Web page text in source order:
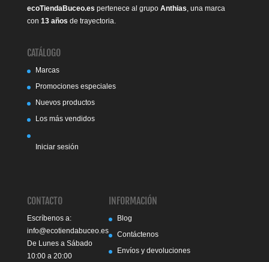
ecoTiendaBuceo.es pertenece al grupo Anthias , una marca
con 13 años de trayectoria.
CATÁLOGO
Marcas
Promociones especiales
Nuevos productos
Los más vendidos
Iniciar sesión
CONTACTO
Escríbenos a:
info@ecotiendabuceo.es
De Lunes a Sábado
10:00 a 20:00
INFORMACIÓN
Blog
Contáctenos
Envíos y devoluciones